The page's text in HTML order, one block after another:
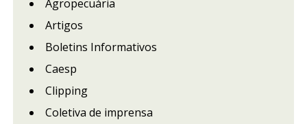
Agropecuária
Artigos
Boletins Informativos
Caesp
Clipping
Coletiva de imprensa